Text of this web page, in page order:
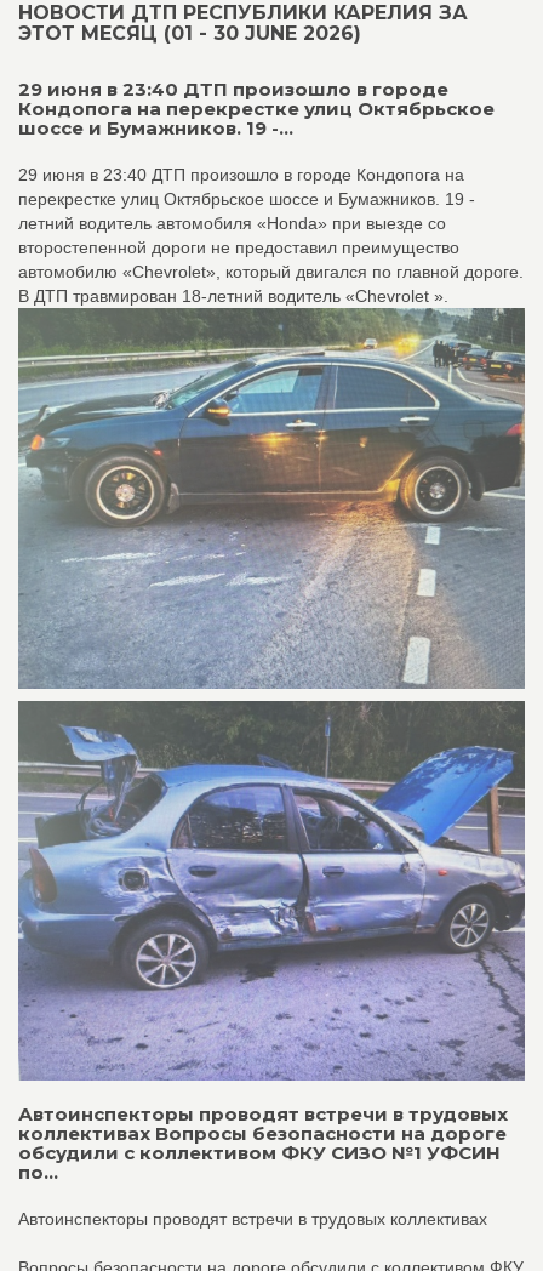
НОВОСТИ ДТП РЕСПУБЛИКИ КАРЕЛИЯ ЗА
ЭТОТ МЕСЯЦ (01 - 30 JUNE 2026)
29 июня в 23:40 ДТП произошло в городе
Кондопога на перекрестке улиц Октябрьское
шоссе и Бумажников. 19 -...
29 июня в 23:40 ДТП произошло в городе Кондопога на
перекрестке улиц Октябрьское шоссе и Бумажников. 19 -
летний водитель автомобиля «Honda» при выезде со
второстепенной дороги не предоставил преимущество
автомобилю «Chevrolet», который двигался по главной дороге.
В ДТП травмирован 18-летний водитель «Chevrolet ».
Автоинспекторы проводят встречи в трудовых
коллективах Вопросы безопасности на дороге
обсудили с коллективом ФКУ СИЗО №1 УФСИН
по...
Автоинспекторы проводят встречи в трудовых коллективах